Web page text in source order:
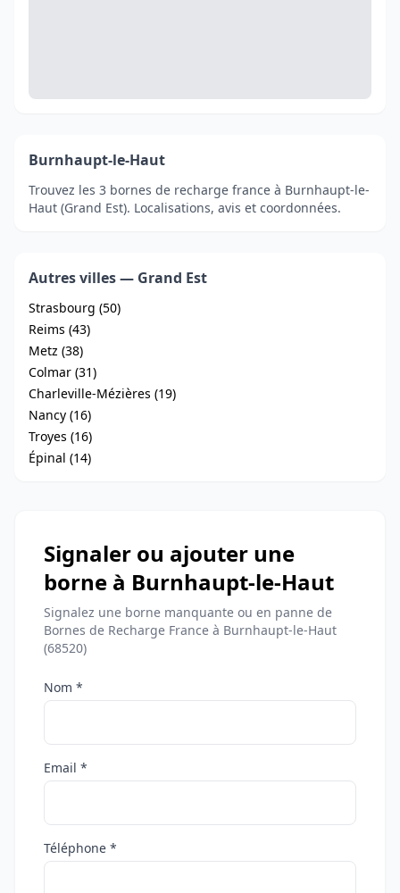
Burnhaupt-le-Haut
Trouvez les 3 bornes de recharge france à Burnhaupt-le-
Haut (Grand Est). Localisations, avis et coordonnées.
Autres villes — Grand Est
Strasbourg (50)
Reims (43)
Metz (38)
Colmar (31)
Charleville-Mézières (19)
Nancy (16)
Troyes (16)
Épinal (14)
Signaler ou ajouter une
borne à Burnhaupt-le-Haut
Signalez une borne manquante ou en panne de
Bornes de Recharge France à Burnhaupt-le-Haut
(68520)
Nom *
Email *
Téléphone *